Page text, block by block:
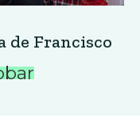
de Francisco